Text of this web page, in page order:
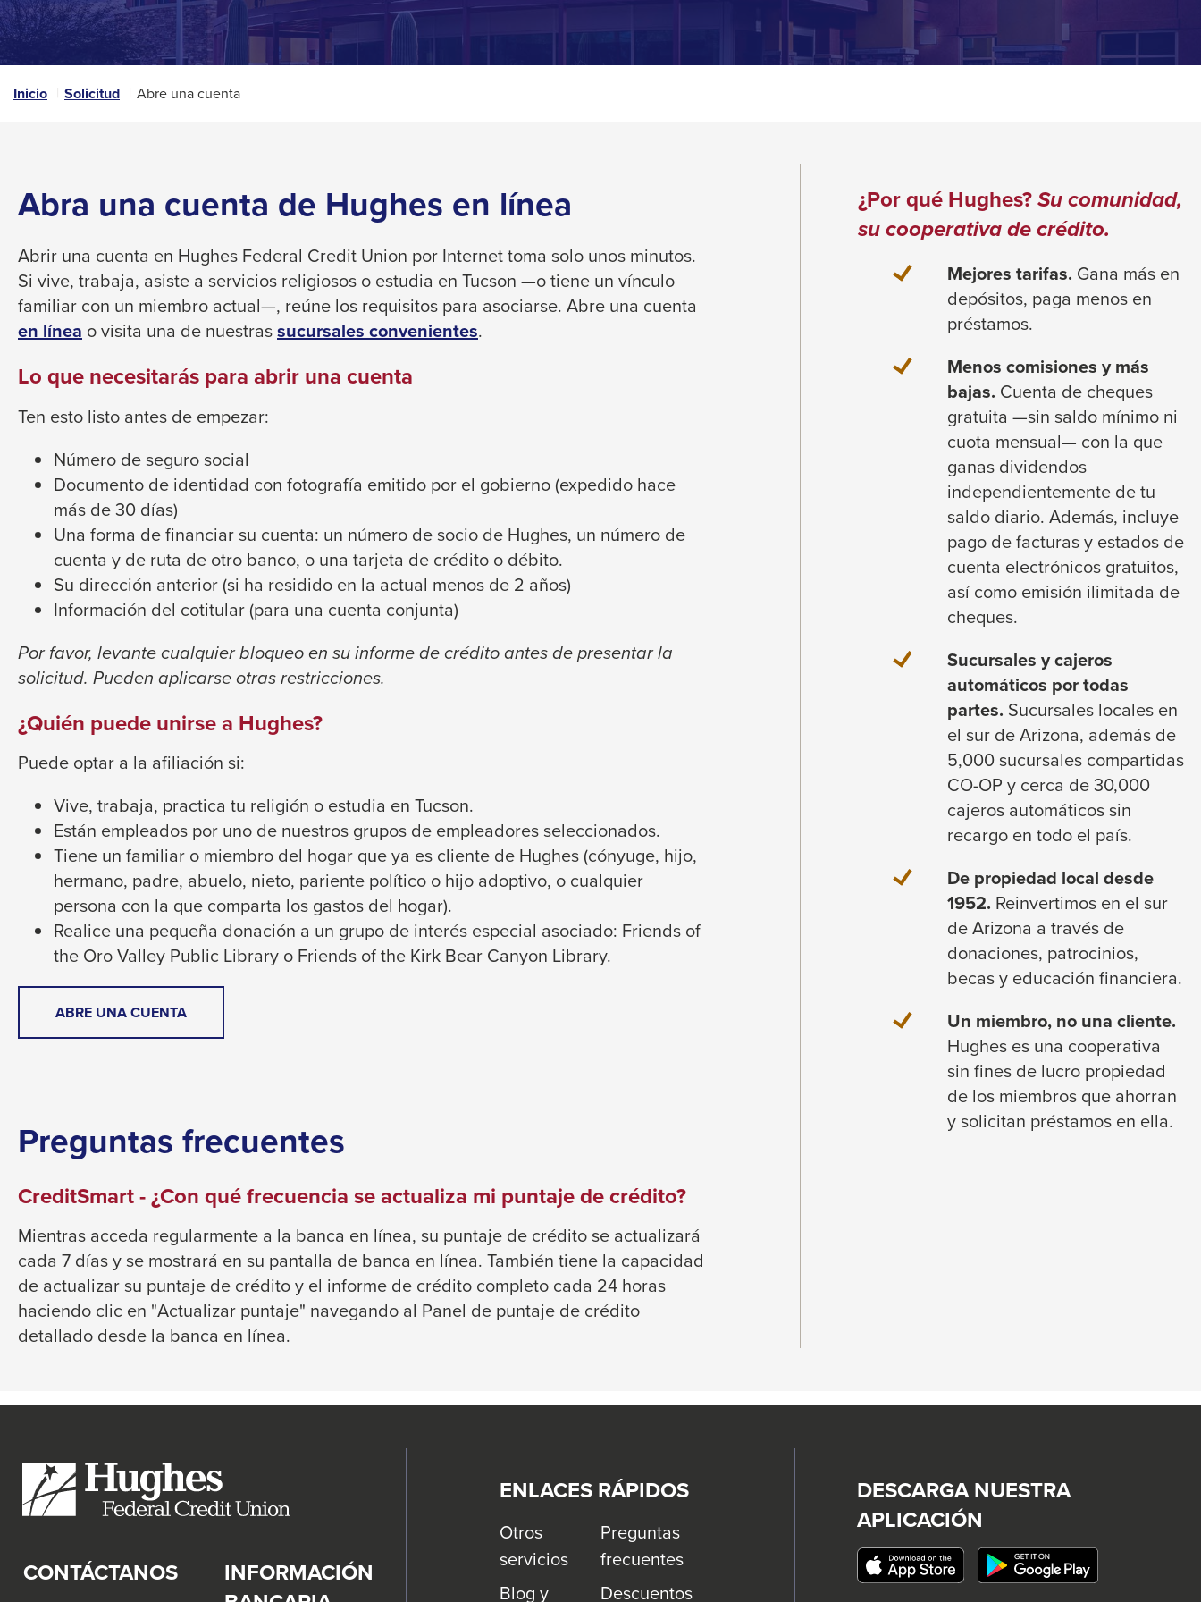
that
open
a
sub
space
or
key.
space
bar
key
commands.
arrows
move
across
top
level
links
and
expand
close
menus
levels.
Down
arrows
will
open
level
and
toggle
through
sub
Enter
menus
closes
them
as
Tab
will
move
on
to
the
next
of
rather
than
go
menu
Inicio Solicitud Abre una cuenta
Abra una cuenta de Hughes en línea
Abrir una cuenta en Hughes Federal Credit Union por Internet toma solo unos minutos.
Si vive, trabaja, asiste a servicios religiosos o estudia en Tucson —o tiene un vínculo
familiar con un miembro actual—, reúne los requisitos para asociarse. Abre una cuenta
en línea This
will
trigger
a
popup
message.
o visita una de nuestrassucursales convenientes.
Lo que necesitarás para abrir una cuenta
Ten esto listo antes de empezar:
Número de seguro social
Documento de identidad con fotografía emitido por el gobierno (expedido hace
más de 30 días)
Una forma de financiar su cuenta: un número de socio de Hughes, un número de
cuenta y de ruta de otro banco, o una tarjeta de crédito o débito.
Su dirección anterior (si ha residido en la actual menos de 2 años)
Información del cotitular (para una cuenta conjunta)
Por favor, levante cualquier bloqueo en su informe de crédito antes de presentar la
solicitud. Pueden aplicarse otras restricciones.
¿Quién puede unirse a Hughes?
Puede optar a la afiliación si:
Vive, trabaja, practica tu religión o estudia en Tucson.
Están empleados por uno de nuestros grupos de empleadores seleccionados.
Tiene un familiar o miembro del hogar que ya es cliente de Hughes (cónyuge, hijo,
hermano, padre, abuelo, nieto, pariente político o hijo adoptivo, o cualquier
persona con la que comparta los gastos del hogar).
Realice una pequeña donación a un grupo de interés especial asociado: Friends of
the Oro Valley Public Library o Friends of the Kirk Bear Canyon Library.
ABRE UNA CUENTATHIS
LINK
MESSAGE.
Preguntas frecuentes
CreditSmart - ¿Con qué frecuencia se actualiza mi puntaje de crédito?
Mientras acceda regularmente a la banca en línea, su puntaje de crédito se actualizará
cada 7 días y se mostrará en su pantalla de banca en línea. También tiene la capacidad
de actualizar su puntaje de crédito y el informe de crédito completo cada 24 horas
haciendo clic en "Actualizar puntaje" navegando al Panel de puntaje de crédito
detallado desde la banca en línea.
¿Por qué Hughes?Su comunidad,
su cooperativa de crédito.
Mejores tarifas. Gana más en
depósitos, paga menos en
préstamos.
Menos comisiones y más
bajas. Cuenta de cheques
gratuita —sin saldo mínimo ni
cuota mensual— con la que
ganas dividendos
independientemente de tu
saldo diario. Además, incluye
pago de facturas y estados de
cuenta electrónicos gratuitos,
así como emisión ilimitada de
cheques.
Sucursales y cajeros
automáticos por todas
partes. Sucursales locales en
el sur de Arizona, además de
5,000 sucursales compartidas
CO-OP y cerca de 30,000
cajeros automáticos sin
recargo en todo el país.
De propiedad local desde
1952. Reinvertimos en el sur
de Arizona a través de
donaciones, patrocinios,
becas y educación financiera.
Un miembro, no una cliente.
Hughes es una cooperativa
sin fines de lucro propiedad
de los miembros que ahorran
y solicitan préstamos en ella.
CONTÁCTANOS
INFORMACIÓN
ENLACES RÁPIDOS
Otros
servicios
Preguntas
frecuentes
Blog y
Descuentos
DESCARGA NUESTRA
APLICACIÓN
This
link